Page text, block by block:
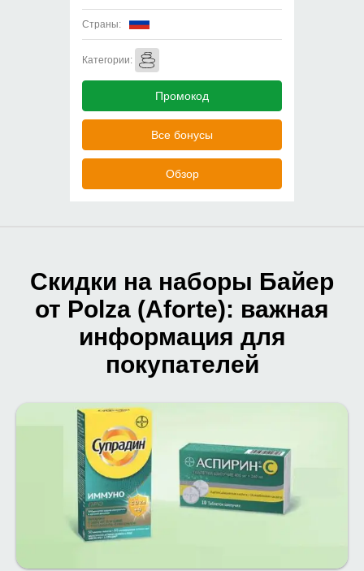
Страны:
Категории:
Промокод
Все бонусы
Обзор
Скидки на наборы Байер
от Polza (Aforte): важная
информация для
покупателей